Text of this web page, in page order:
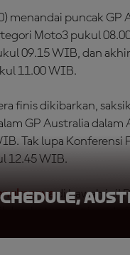
menandai puncak GP
Moto3 pukul
09.15 WIB, dan
11.00 WIB.
finis dikibarkan,
GP Australia dalam
Tak lupa Konferensi
12.45 WIB.
di bawah ini!
lambat empat jam dari